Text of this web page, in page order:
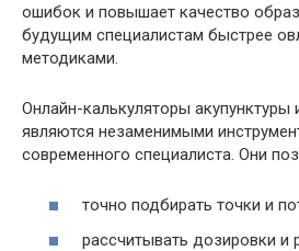
ошибок и повышает качество
будущим специалистам быстрее
методиками.
Онлайн-калькуляторы акупунктуры
являются незаменимыми
современного специалиста. Они
точно подбирать точки и
рассчитывать дозировки и